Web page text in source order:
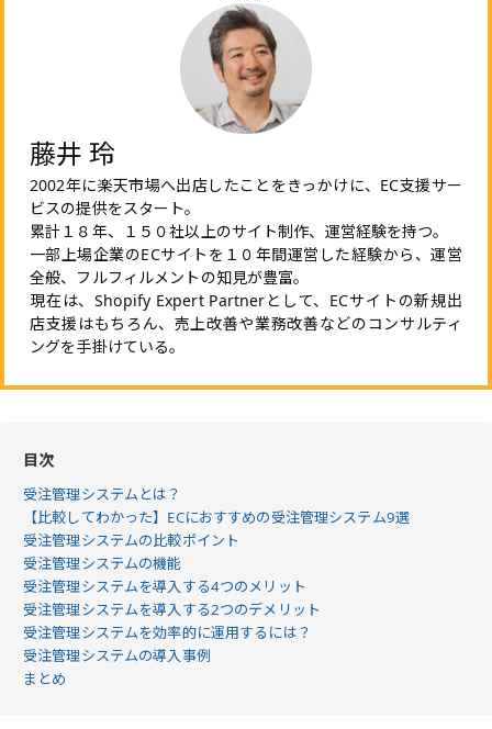
藤井 玲
2002年に楽天市場へ出店したことをきっかけに、EC支援サー
ビスの提供をスタート。
累計１８年、１５０社以上のサイト制作、運営経験を持つ。
一部上場企業のECサイトを１０年間運営した経験から、運営
全般、フルフィルメントの知見が豊富。
現在は、Shopify Expert Partnerとして、ECサイトの新規出
店支援はもちろん、売上改善や業務改善などのコンサルティ
ングを手掛けている。
目次
受注管理システムとは？
【比較してわかった】ECにおすすめの受注管理システム9選
受注管理システムの比較ポイント
受注管理システムの機能
受注管理システムを導入する4つのメリット
受注管理システムを導入する2つのデメリット
受注管理システムを効率的に運用するには？
受注管理システムの導入事例
まとめ